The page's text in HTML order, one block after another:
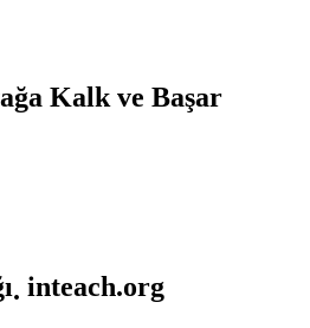
Kalk ve Başar
inteach.org